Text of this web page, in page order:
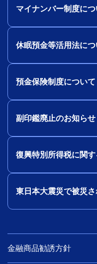
マイナンバー制度につ
休眠預金等活用法につ
預金保険制度について
副印鑑廃止のお知らせ
復興特別所得税に関
東日本大震災で被災
金融商品勧誘方針